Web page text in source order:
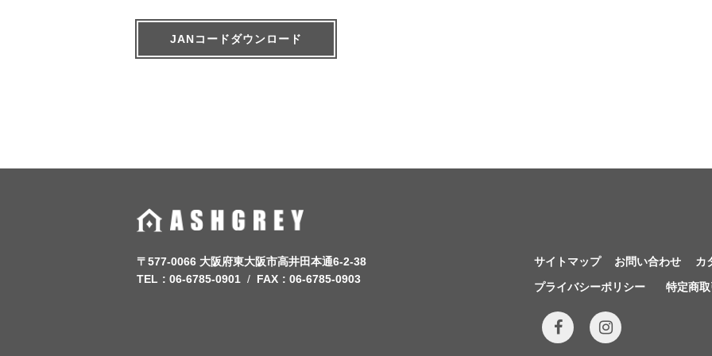
JANコードダウンロード
〒577-0066 大阪府東大阪市高井田本通6-2-38
TEL
06-6785-0901 FAX 06-6785-0903
サイトマップ お問い合わせ
カ
プライバシーポリシー
特定商